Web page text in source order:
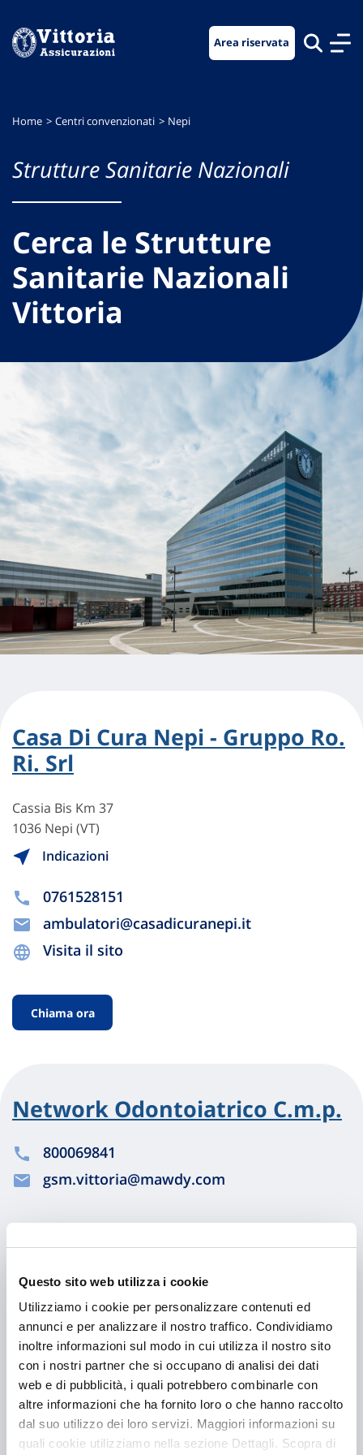
Questo sito web utilizza i cookie
Utilizziamo i cookie per personalizzare contenuti ed
annunci e per analizzare il nostro traffico. Condividiamo
inoltre informazioni sul modo in cui utilizza il nostro sito
con i nostri partner che si occupano di analisi dei dati
web e di pubblicità, i quali potrebbero combinarle con
altre informazioni che ha fornito loro o che hanno raccolto
dal suo utilizzo dei loro servizi. Maggiori informazioni su
quali cookie utilizziamo nella sezione Dettagli. Scopra di
menu
contenuto
footer
Area riservata
Home Centri convenzionati Nepi
Strutture Sanitarie Nazionali
Cerca le Strutture
Sanitarie Nazionali
Vittoria
Casa Di Cura Nepi - Gruppo Ro.
Ri. Srl
Cassia Bis Km 37
1036 Nepi (VT)
Indicazioni
0761528151
ambulatori@casadicuranepi.it
Visita il sito
Chiama ora
Network Odontoiatrico C.m.p.
800069841
gsm.vittoria@mawdy.com
Hai bisogno di